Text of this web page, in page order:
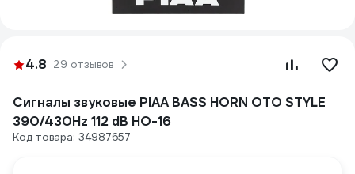
4.8 29 отзывов
Сигналы звуковые PIAA BASS HORN OTO STYLE
390/430Hz 112 dB HO-16
Код товара: 34987657